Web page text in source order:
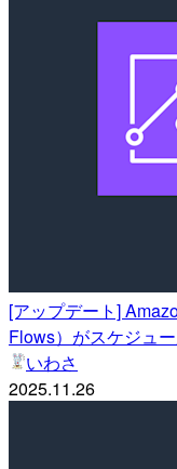
[アップデート]
Flows）がスケジュ
いわさ
2025.11.26